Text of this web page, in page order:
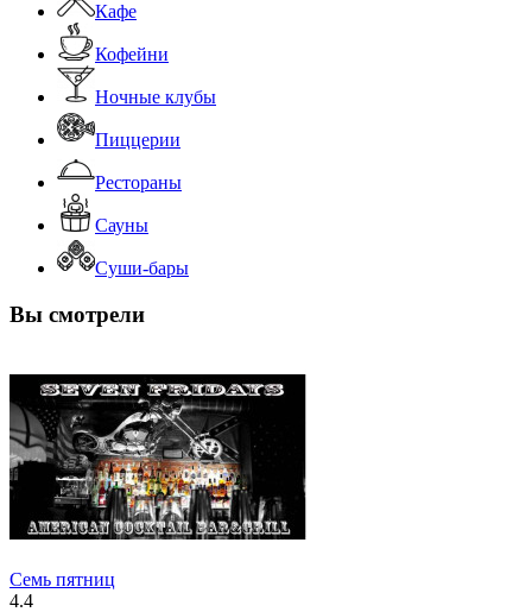
Кафе
Кофейни
Ночные клубы
Пиццерии
Рестораны
Сауны
Суши-бары
Вы смотрели
Семь пятниц
4.4